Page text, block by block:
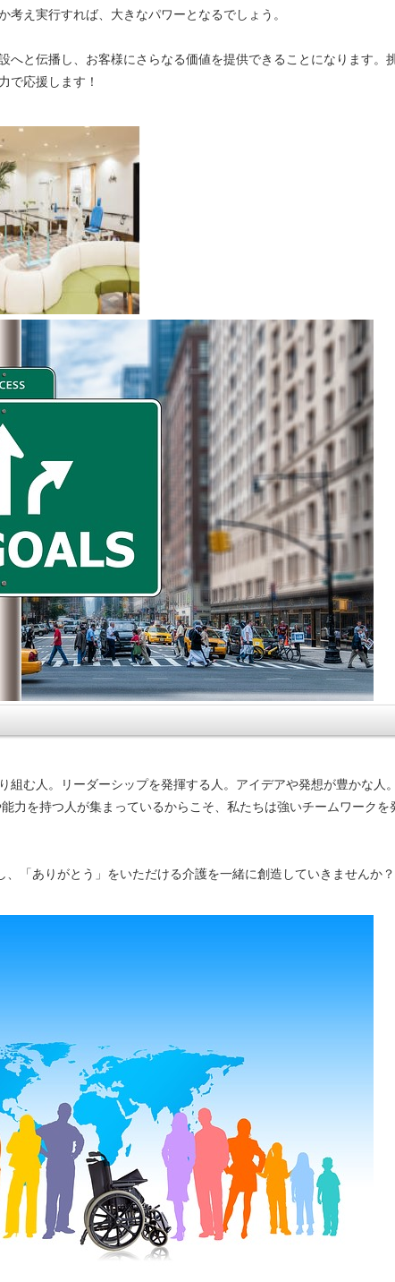
え実行すれば、大きなパワーとなるでしょう。
へと伝播し、お客様にさらなる価値を提供できることになります。
で応援します！
組む人。リーダーシップを発揮する人。アイデアや発想が豊かな人
力を持つ人が集まっているからこそ、私たちは強いチームワークを
、「ありがとう」をいただける介護を一緒に創造していきませんか？